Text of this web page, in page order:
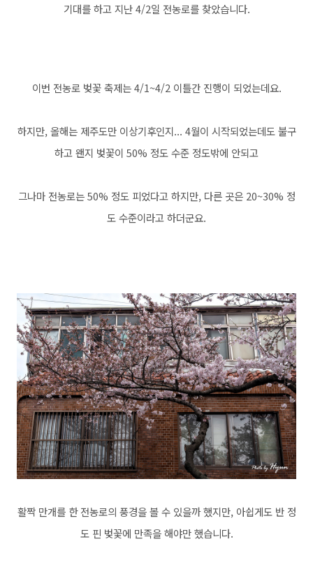
기대를 하고 지난 4/2일 전농로를 찾았습니다.
이번 전농로 벚꽃 축제는 4/1~4/2 이틀간 진행이 되었는데요.
하지만, 올해는 제주도만 이상기후인지... 4월이 시작되었는데도 불구
하고 왠지 벚꽃이 50% 정도 수준 정도밖에 안되고
그나마 전농로는 50% 정도 피었다고 하지만, 다른 곳은 20~30% 정
도 수준이라고 하더군요.
활짝 만개를 한 전농로의 풍경을 볼 수 있을까 했지만, 아쉽게도 반 정
도 핀 벚꽃에 만족을 해야만 했습니다.